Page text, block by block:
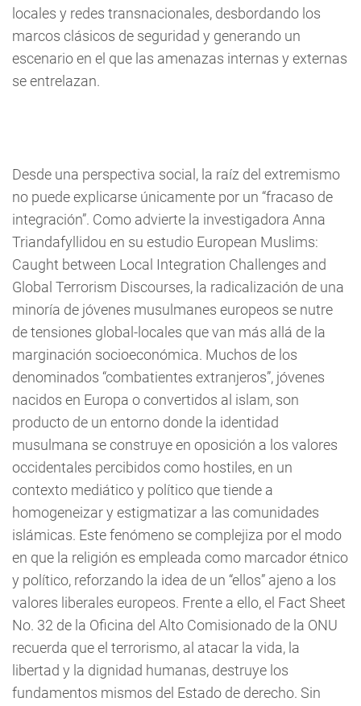
locales y redes transnacionales, desbordando los
marcos clásicos de seguridad y generando un
escenario en el que las amenazas internas y externas
se entrelazan.
Desde una perspectiva social, la raíz del extremismo
no puede explicarse únicamente por un “fracaso de
integración”. Como advierte la investigadora Anna
Triandafyllidou en su estudio European Muslims:
Caught between Local Integration Challenges and
Global Terrorism Discourses, la radicalización de una
minoría de jóvenes musulmanes europeos se nutre
de tensiones global-locales que van más allá de la
marginación socioeconómica. Muchos de los
denominados “combatientes extranjeros”, jóvenes
nacidos en Europa o convertidos al islam, son
producto de un entorno donde la identidad
musulmana se construye en oposición a los valores
occidentales percibidos como hostiles, en un
contexto mediático y político que tiende a
homogeneizar y estigmatizar a las comunidades
islámicas. Este fenómeno se complejiza por el modo
en que la religión es empleada como marcador étnico
y político, reforzando la idea de un “ellos” ajeno a los
valores liberales europeos. Frente a ello, el Fact Sheet
No. 32 de la Oficina del Alto Comisionado de la ONU
recuerda que el terrorismo, al atacar la vida, la
libertad y la dignidad humanas, destruye los
fundamentos mismos del Estado de derecho. Sin